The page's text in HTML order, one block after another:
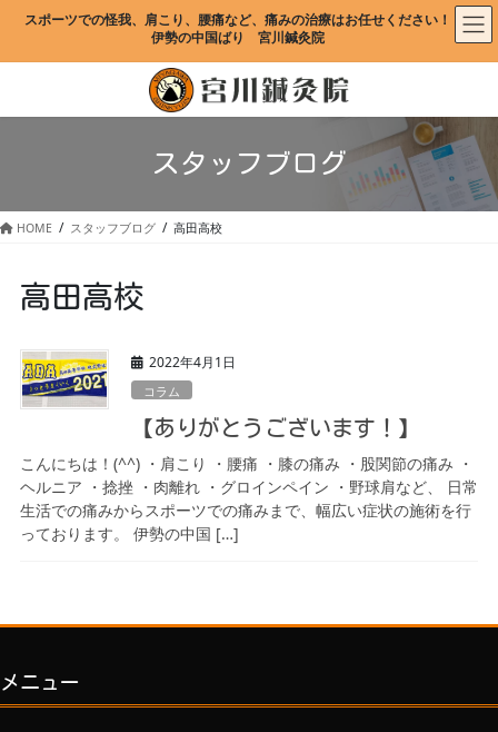
テ
ゲ
動
スポーツでの怪我、肩こり、腰痛など、痛みの治療はお任せください！
伊勢の中国ばり　宮川鍼灸院
スタッフブログ
HOME スタッフブログ 高田高校
高田高校
2022年4月1日
コラム
【ありがとうございます！】
こんにちは！(^^) ・肩こり ・腰痛 ・膝の痛み ・股関節の痛み ・
ヘルニア ・捻挫 ・肉離れ ・グロインペイン ・野球肩など、 日常
生活での痛みからスポーツでの痛みまで、幅広い症状の施術を行
っております。 伊勢の中国 […]
メニュー